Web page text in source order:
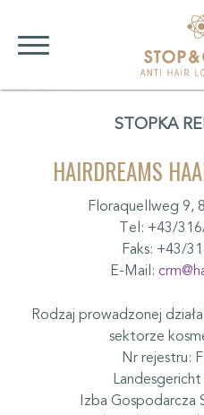
STOPKA
HAIRDREAMS
Floraquellweg 9,
Tel: +43/
Faks: +43/
E-Mail:
Rodzaj prowadzonej
sektorze
Nr rejestru:
Izba Gospodarcza